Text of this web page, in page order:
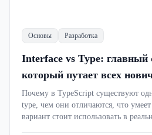
Основы Разработка
Interface vs Type: главный
который путает всех
Почему в TypeScript существуют
type, чем они отличаются, что
вариант стоит использовать в